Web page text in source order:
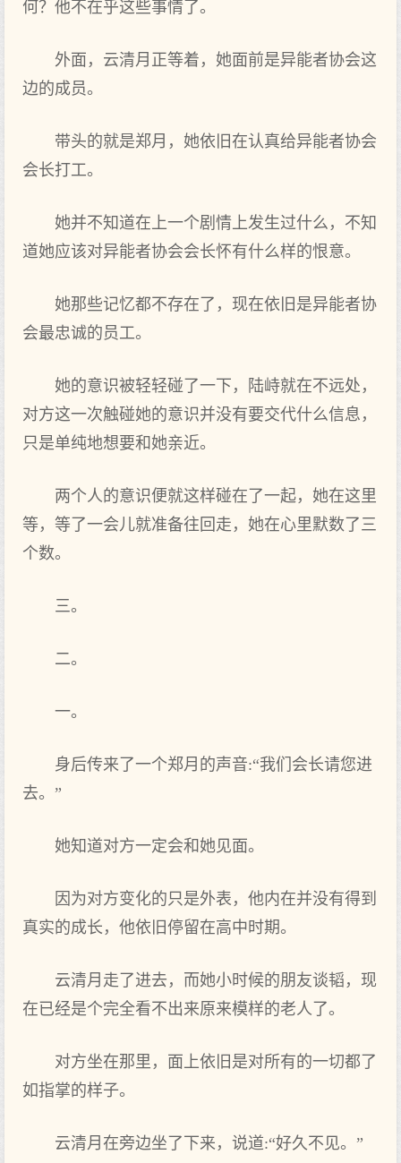
何？他不在乎这些事情了。
外面，云清月正等着，她面前是异能者协会这
边的成员。
带头的就是郑月，她依旧在认真给异能者协会
会长打工。
她并不知道在上一个剧情上发生过什么，不知
道她应该对异能者协会会长怀有什么样的恨意。
她那些记忆都不存在了，现在依旧是异能者协
会最忠诚的员工。
她的意识被轻轻碰了一下，陆峙就在不远处，
对方这一次触碰她的意识并没有要交代什么信息，
只是单纯地想要和她亲近。
两个人的意识便就这样碰在了一起，她在这里
等，等了一会儿就准备往回走，她在心里默数了三
个数。
三。
二。
一。
身后传来了一个郑月的声音:“我们会长请您进
去。”
她知道对方一定会和她见面。
因为对方变化的只是外表，他内在并没有得到
真实的成长，他依旧停留在高中时期。
云清月走了进去，而她小时候的朋友谈韬，现
在已经是个完全看不出来原来模样的老人了。
对方坐在那里，面上依旧是对所有的一切都了
如指掌的样子。
云清月在旁边坐了下来，说道:“好久不见。”